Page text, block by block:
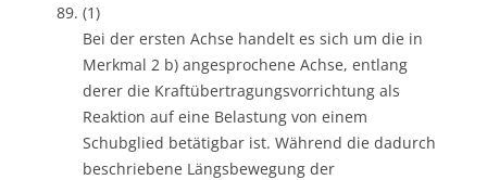
(1)
Bei der ersten Achse handelt es sich um die in
Merkmal 2 b) angesprochene Achse, entlang
derer die Kraftübertragungsvorrichtung als
Reaktion auf eine Belastung von einem
Schubglied betätigbar ist. Während die dadurch
beschriebene Längsbewegung der